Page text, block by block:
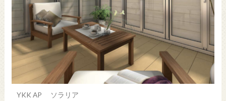
YKK AP ソラリア